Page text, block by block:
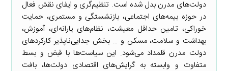
دولت‌های مدرن بدل شده است. تنظیم‌گری و ایفای نقش فعال
در حوزه بیمه‌های اجتماعی، بازنشستگی و مستمری، حمایت
خوراکی، تامین حداقل معیشت، نظام‌های یارانه‌ای، آموزش،
بهداشت و سلامت، مسکن و … بخش جدایی‌ناپذیر کارکردهای
دولت مدرن قلمداد می‌شود. این سیاست‌ها با قبض و بسط
متفاوت و وابسته به گرایش‌های اقتصادی دولت‌ها، بافت